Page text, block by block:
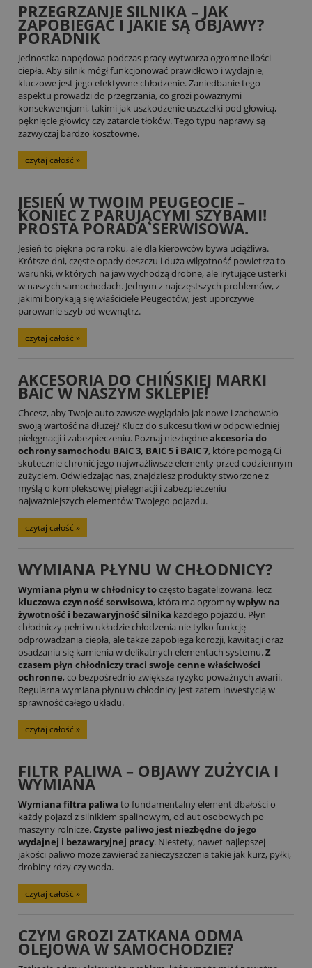
PRZEGRZANIE SILNIKA – JAK
ZAPOBIEGAĆ I JAKIE SĄ OBJAWY?
PORADNIK
Jednostka napędowa podczas pracy wytwarza ogromne ilości
ciepła. Aby silnik mógł funkcjonować prawidłowo i wydajnie,
kluczowe jest jego efektywne chłodzenie. Zaniedbanie tego
aspektu prowadzi do przegrzania, co grozi poważnymi
konsekwencjami, takimi jak uszkodzenie uszczelki pod głowicą,
pęknięcie głowicy czy zatarcie tłoków. Tego typu naprawy są
zazwyczaj bardzo kosztowne.
czytaj całość »
JESIEŃ W TWOIM PEUGEOCIE –
KONIEC Z PARUJĄCYMI SZYBAMI!
PROSTA PORADA SERWISOWA.
Jesień to piękna pora roku, ale dla kierowców bywa uciążliwa.
Krótsze dni, częste opady deszczu i duża wilgotność powietrza to
warunki, w których na jaw wychodzą drobne, ale irytujące usterki
w naszych samochodach. Jednym z najczęstszych problemów, z
jakimi borykają się właściciele Peugeotów, jest uporczywe
parowanie szyb od wewnątrz.
czytaj całość »
AKCESORIA DO CHIŃSKIEJ MARKI
BAIC W NASZYM SKLEPIE!
Chcesz, aby Twoje auto zawsze wyglądało jak nowe i zachowało
swoją wartość na dłużej? Klucz do sukcesu tkwi w odpowiedniej
pielęgnacji i zabezpieczeniu. Poznaj niezbędneakcesoria do
ochrony samochodu BAIC 3, BAIC 5 i BAIC 7, które pomogą Ci
skutecznie chronić jego najwrażliwsze elementy przed codziennym
zużyciem. Odwiedzając nas, znajdziesz produkty stworzone z
myślą o kompleksowej pielęgnacji i zabezpieczeniu
najważniejszych elementów Twojego pojazdu.
czytaj całość »
WYMIANA PŁYNU W CHŁODNICY?
Wymiana płynu w chłodnicy toczęsto bagatelizowana, lecz
kluczowa czynność serwisowa, która ma ogromnywpływ na
żywotność i bezawaryjność silnika każdego pojazdu. Płyn
chłodniczy pełni w układzie chłodzenia nie tylko funkcję
odprowadzania ciepła, ale także zapobiega korozji, kawitacji oraz
osadzaniu się kamienia w delikatnych elementach systemu.Z
czasem płyn chłodniczy traci swoje cenne właściwości
ochronne, co bezpośrednio zwiększa ryzyko poważnych awarii.
Regularna wymiana płynu w chłodnicy jest zatem inwestycją w
sprawność całego układu.
czytaj całość »
FILTR PALIWA – OBJAWY ZUŻYCIA I
WYMIANA
Wymiana filtra paliwa to fundamentalny element dbałości o
każdy pojazd z silnikiem spalinowym, od aut osobowych po
maszyny rolnicze.Czyste paliwo jest niezbędne do jego
wydajnej i bezawaryjnej pracy. Niestety, nawet najlepszej
jakości paliwo może zawierać zanieczyszczenia takie jak kurz, pyłki,
drobiny rdzy czy woda.
czytaj całość »
CZYM GROZI ZATKANA ODMA
OLEJOWA W SAMOCHODZIE?